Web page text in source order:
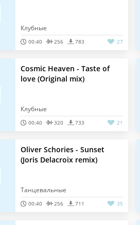
Клубные
00:40 256 783 27
Cosmic Heaven - Taste of
love (Original mix)
Клубные
00:40 320 733 21
Oliver Schories - Sunset
(Joris Delacroix remix)
Танцевальные
00:40 256 711 35